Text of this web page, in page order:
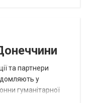
та партнери
у
гуманітарної